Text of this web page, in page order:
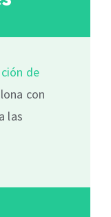
de
con
las